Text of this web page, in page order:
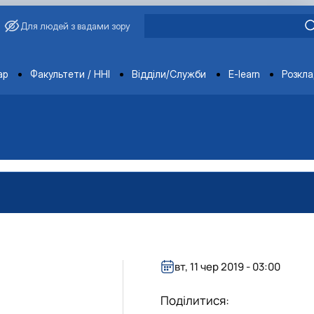
Для людей з вадами зору
Факультети / ННІ Відділи/Служби E-learn
факультету
НДІ рослинництва та ґрунтознавства агробіологічного
вт, 11 чер 2019 - 03:00
Поділитися: